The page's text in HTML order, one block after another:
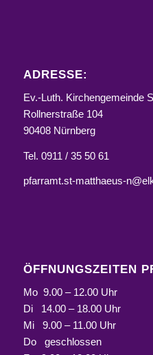
ADRESSE:
Ev.-Luth. Kirchengemeinde
Rollnerstraße 104
90408 Nürnberg
Tel. 0911 / 35 50 61
pfarramt.st-matthaeus-
ÖFFNUNGSZEITEN
Mo 9.00 – 12.00 Uhr
Di 14.00 – 18.00 Uhr
Mi 9.00 – 11.00 Uhr
Do geschlossen